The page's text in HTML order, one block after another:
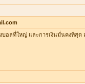
งบอลที่ใหญ่ และการเงินมั่นคงที่